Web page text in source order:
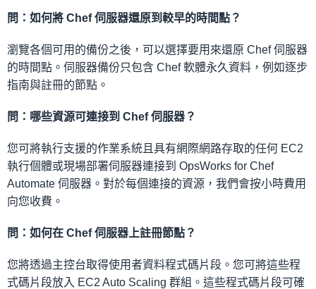
問：如何將 Chef 伺服器還原到較早的時間點？
瀏覽各個可用的備份之後，可以選擇要用來還原 Chef 伺服器
的時間點。伺服器備份只包含 Chef 軟體永久資料，例如逐步
指南與註冊的節點。
問：哪些資源可連接到 Chef 伺服器？
您可將執行支援的作業系統且具有網際網路存取的任何 EC2
執行個體或現場部署伺服器連接到 OpsWorks for Chef
Automate 伺服器。對於每個連接的資源，我們會按小時費用
向您收費。
問：如何在 Chef 伺服器上註冊節點？
您將透過主控台取得使用者資料程式碼片段。您可將這些程
式碼片段放入 EC2 Auto Scaling 群組。這些程式碼片段可確